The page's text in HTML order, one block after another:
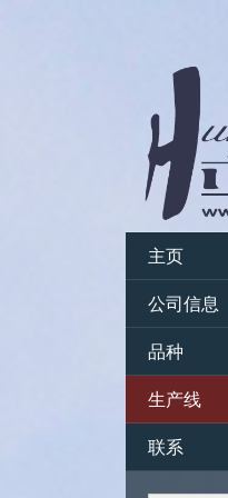
主页
公司信息
品种
生产线
联系